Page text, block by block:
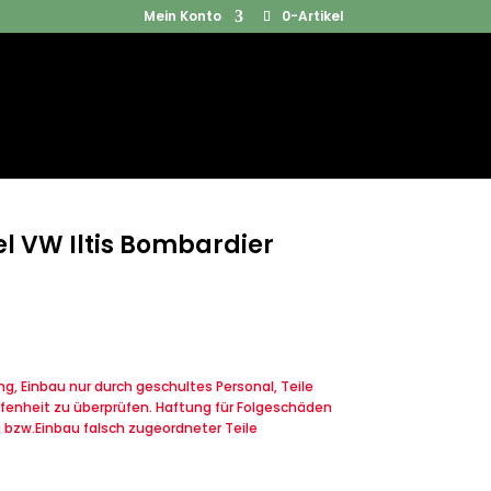
Mein Konto 0-Artikel
Products
VW Iltis Bombardier
Einbau nur durch geschultes Personal, Teile
zu überprüfen. Haftung für Folgeschäden
falsch zugeordneter Teile